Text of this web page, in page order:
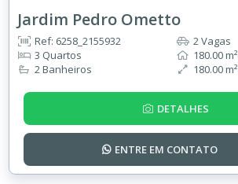
Jardim Pedro Ometto
Ref: 6258_2155932
3 Quartos
2 Banheiros
2 Vagas
180.00 m²
180.00 m²
DETALHES
ENTRE EM CONTATO